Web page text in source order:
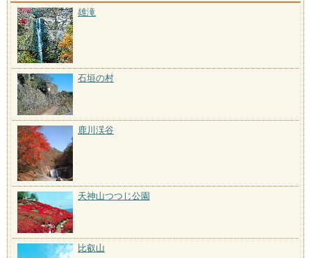
雄滝
石垣の村
鹿川渓谷
天神山つつじ公園
比叡山